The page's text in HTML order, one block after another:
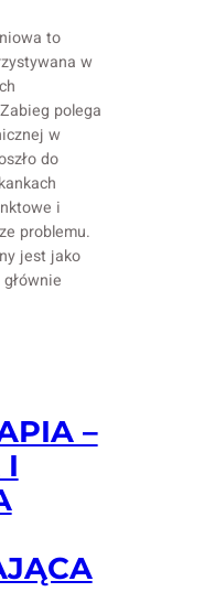
to
w
polega
w
do
i
problemu.
jest jako
–
I